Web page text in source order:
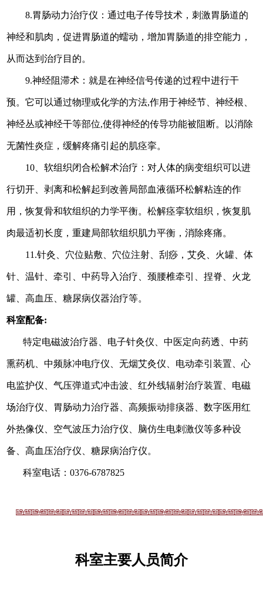
8.胃肠动力治疗仪：通过电子传导技术，刺激胃肠道的
神经和肌肉，促进胃肠道的蠕动，增加胃肠道的排空能力，
从而达到治疗目的。
9.神经阻滞术 ：就是在神经信号传递的过程中进行干
预。它可以通过物理或化学的方法,作用于神经节、神经根、
神经丛或神经干等部位,使得神经的传导功能被阻断。 以消除
无菌性炎症，缓解疼痛引起的肌痉挛。
10 、软组织闭合松解术治疗 ：对人体的病变组织可以进
行切开、剥离和松解起到改善局部血液循环松解粘连的作
用，恢复骨和软组织的力学平衡。松解痉挛软组织，恢复肌
肉最适初长度，重建局部软组织肌力平衡，消除疼痛。
11 .针灸、穴位贴敷、穴位注射、刮痧，艾灸、火罐、体
针、温针、牵引、中药导入治疗、颈腰椎牵引、捏脊 、火龙
罐、高血压、糖尿病仪器治疗等。
科室配备:
特定电磁波治疗器、电子针灸仪、中医定向药透、中药
熏药机、中频脉冲电疗仪、无烟艾灸仪、电动牵引装置、心
电监护仪、气压弹道式冲击波、红外线辐射治疗装置、电磁
场治疗仪、胃肠动力治疗器、高频振动排痰器、数字医用红
外热像仪、空气波压力治疗仪、脑仿生电刺激仪等多种设
备、高血压治疗仪、糖尿病治疗仪。
科室电话：0376-6787825
科室主要人员简介